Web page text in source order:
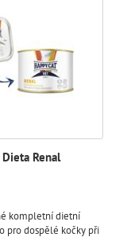
Dieta Renal
kompletní dietní
pro dospělé kočky při